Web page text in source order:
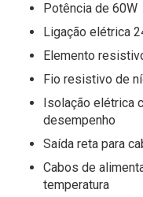
Potência de 60W
Ligação elétrica
Elemento
Fio resistivo de
Isolação elétrica
desempenho
Saída reta para
Cabos de
temperatura